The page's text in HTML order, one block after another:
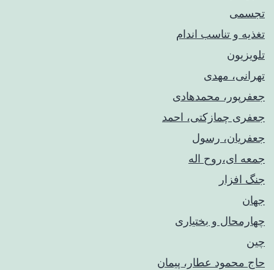
تجسمی
تغذیه و تناسب اندام
تلویزیون
تهرانی، مهدی
جعفرپور، محمدهادی
جعفری چمازکتی، احمد
جعفریان، رسول
جمعه ای،روح اله
جنگ افزار
جهان
چهارمحال و بختیاری
چین
حاج محمود عطار، پیمان